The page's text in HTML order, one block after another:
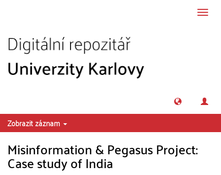
Zobrazit záznam
Misinformation & Pegasus Project:
Case study of India